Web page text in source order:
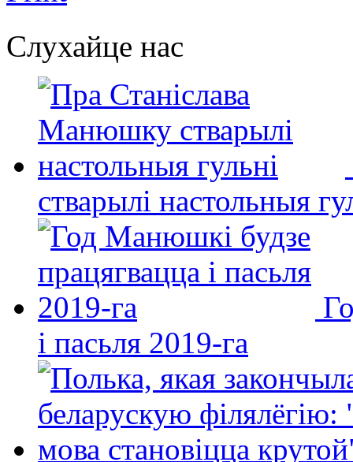
Слухайце нас
стварылі настольныя
і пасьля 2019-га